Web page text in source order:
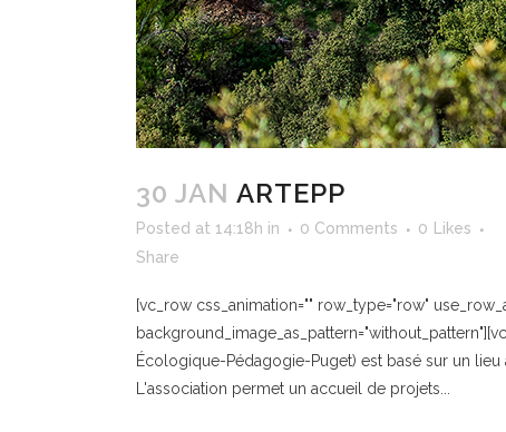
30 JAN ARTEPP
Posted at 14:18h in 0 Comments 0
Likes
Share
[vc_row css_animation="" row_type="row"
Écologique-Pédagogie-Puget) est basé sur un
L'association permet un accueil de projets...